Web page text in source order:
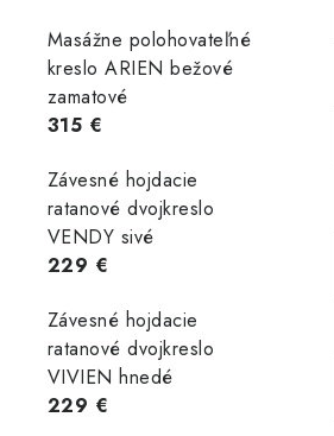
Masážne polohovateľné
kreslo ARIEN bežové
zamatové
315 €
Závesné hojdacie
ratanové dvojkreslo
VENDY sivé
229 €
Závesné hojdacie
ratanové dvojkreslo
VIVIEN hnedé
229 €